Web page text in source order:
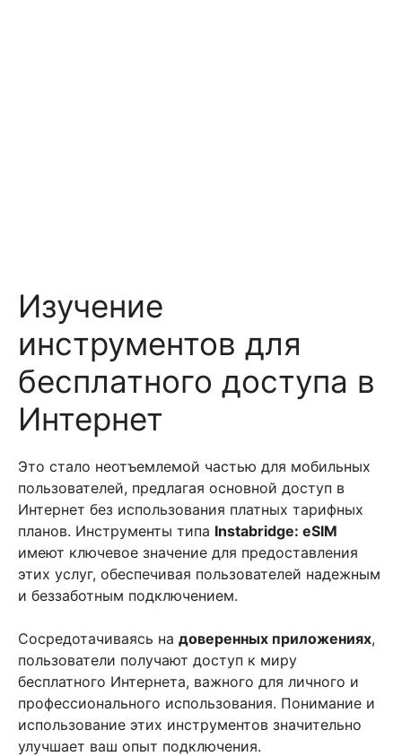
Изучение
инструментов для
бесплатного доступа в
Интернет
Это стало неотъемлемой частью для мобильных
пользователей, предлагая основной доступ в
Интернет без использования платных тарифных
планов. Инструменты типа Instabridge: eSIM
имеют ключевое значение для предоставления
этих услуг, обеспечивая пользователей надежным
и беззаботным подключением.
Сосредотачиваясь на доверенных приложениях,
пользователи получают доступ к миру
бесплатного Интернета, важного для личного и
профессионального использования. Понимание и
использование этих инструментов значительно
улучшает ваш опыт подключения.